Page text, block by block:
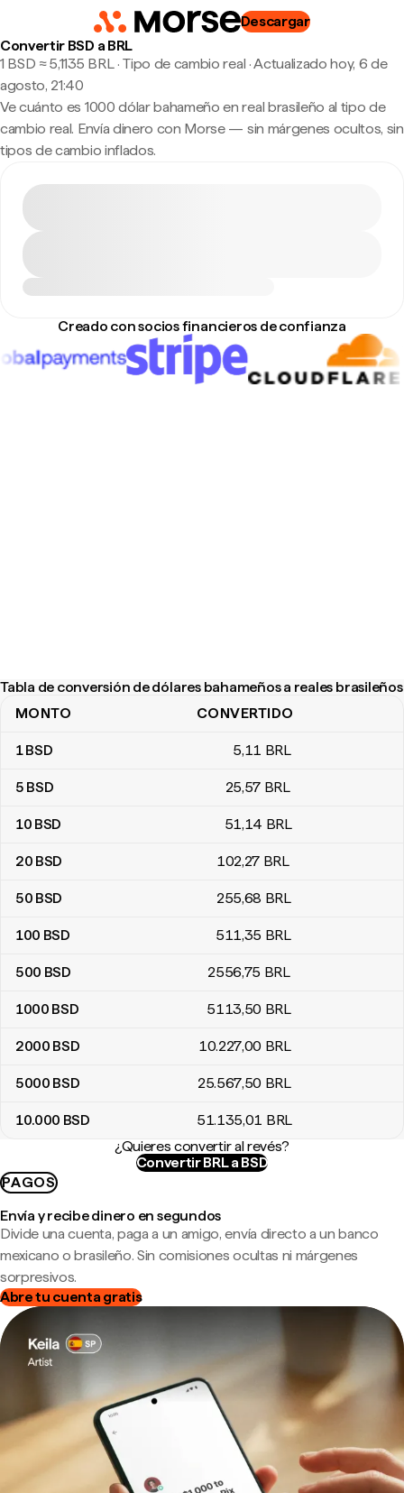
Descargar
Convertir BSD a BRL
1 BSD ≈ 5,1135 BRL · Tipo de cambio real ·Actualizado hoy, 6 de
agosto, 21:40
Ve cuánto es 1000 dólar bahameño en real brasileño al tipo de
cambio real. Envía dinero con Morse — sin márgenes ocultos, sin
tipos de cambio inflados.
Creado con socios financieros de confianza
Tabla de conversión de dólares bahameños a reales brasileños
Tabla de conversión de dólares bahameños a reales brasileños
MONTO CONVERTIDO
1BSD 5,11 BRL
5 BSD 25,57 BRL
10 BSD 51,14 BRL
20 BSD 102,27 BRL
50 BSD 255,68 BRL
100 BSD 511,35 BRL
500 BSD 2556,75 BRL
1000 BSD 5113,50 BRL
2000 BSD 10.227,00 BRL
5000 BSD 25.567,50 BRL
10.000 BSD 51.135,01 BRL
¿Quieres convertir al revés?
Convertir BRL a BSD
PAGOS
Envía y recibe dinero en segundos
Divide una cuenta, paga a un amigo, envía directo a un banco
mexicano o brasileño. Sin comisiones ocultas ni márgenes
sorpresivos.
Abre tu cuenta gratis